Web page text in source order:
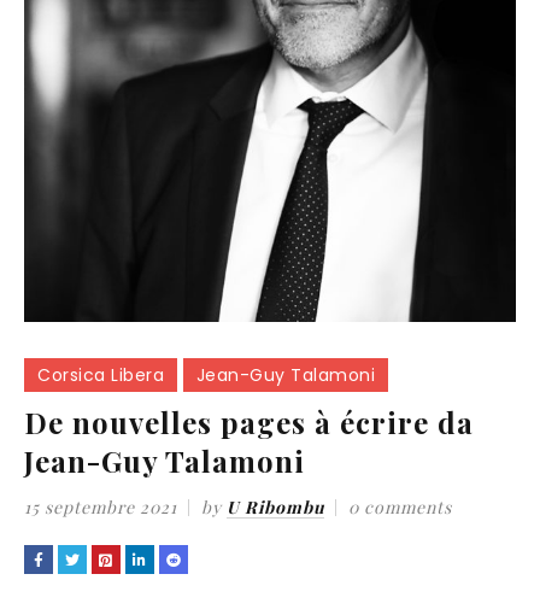
Corsica Libera Jean-Guy Talamoni
De nouvelles pages à écrire da
Jean-Guy Talamoni
15 septembre 2021 by U Ribombu 0 comments